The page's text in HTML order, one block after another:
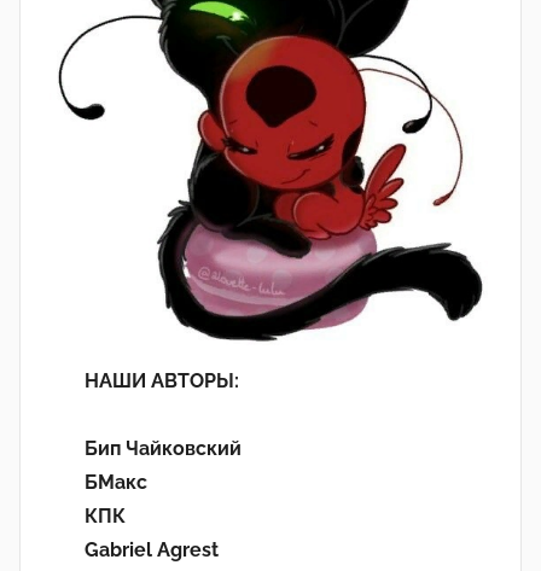
НАШИ АВТОРЫ:
Бип Чайковский
БМакс
КПК
Gabriel Agrest